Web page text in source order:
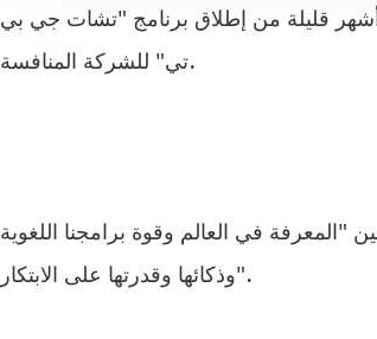
قليلة من إطلاق برنامج "تشات جي بي
تي" للشركة المنافسة.
في العالم وقوة برامجنا اللغوية
وذكائها وقدرتها على الابتكار".